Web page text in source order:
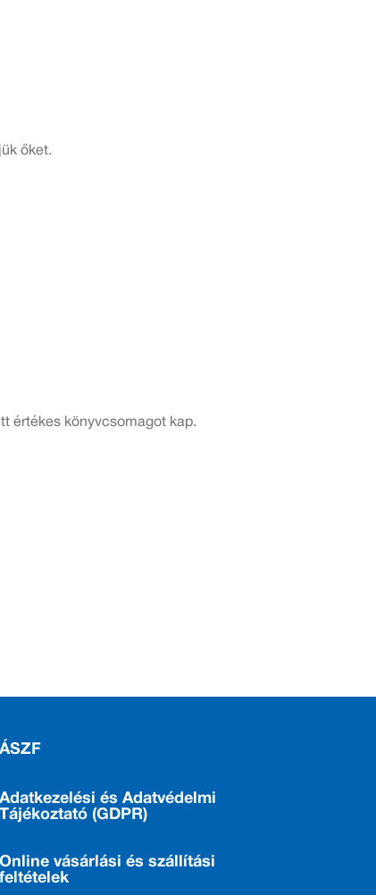
őket.
értékes könyvcsomagot kap.
ÁSZF
Adatkezelési és Adatvédelmi
Tájékoztató (GDPR)
Online vásárlási és szállítási
feltételek